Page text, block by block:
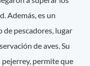
Además, es un
de pescadores, lugar
de aves. Su
permite que